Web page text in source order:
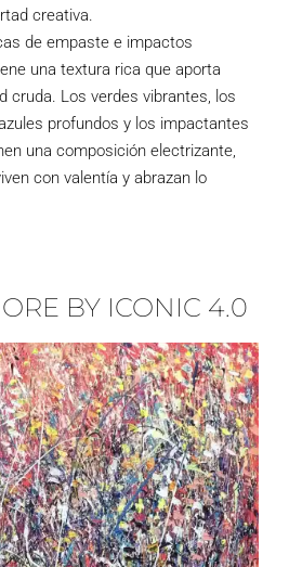
creativa.
de empaste e impactos
una textura rica que aporta
cruda. Los verdes vibrantes, los
profundos y los impactantes
una composición electrizante,
con valentía y abrazan lo
BY ICONIC 4.0